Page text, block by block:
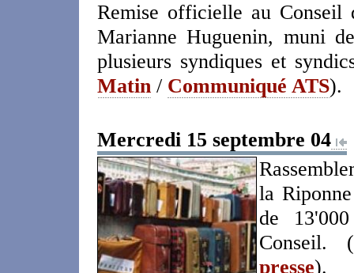
Remise officielle au Conseil
Marianne Huguenin, muni
plusieurs syndiques et
Matin / Communiqué ATS).
Mercredi 15 septembre 04
la
de
Conseil. (
presse).